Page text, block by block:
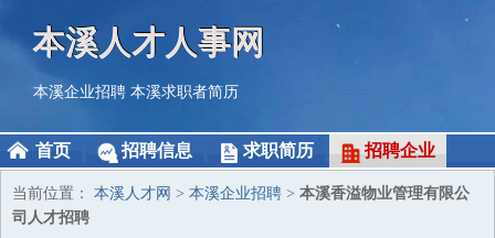
本溪人才人事网
本溪企业招聘 本溪求职者简历
首页 招聘信息 求职简历 招聘企业
当前位置： 本溪人才网 > 本溪企业招聘 > 本溪香溢物业管理有限公
司人才招聘